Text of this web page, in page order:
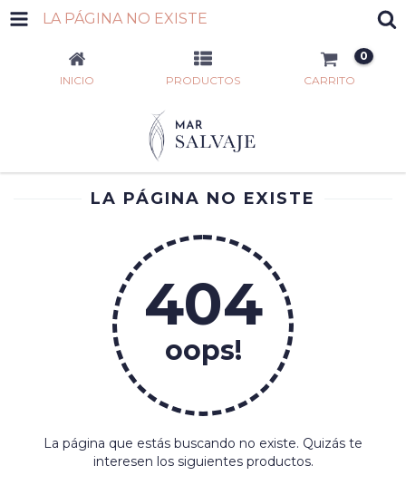
LA PÁGINA NO EXISTE
INICIO PRODUCTOS CARRITO
0
LA PÁGINA NO EXISTE
404
oops!
La página que estás buscando no existe. Quizás te
interesen los siguientes productos.